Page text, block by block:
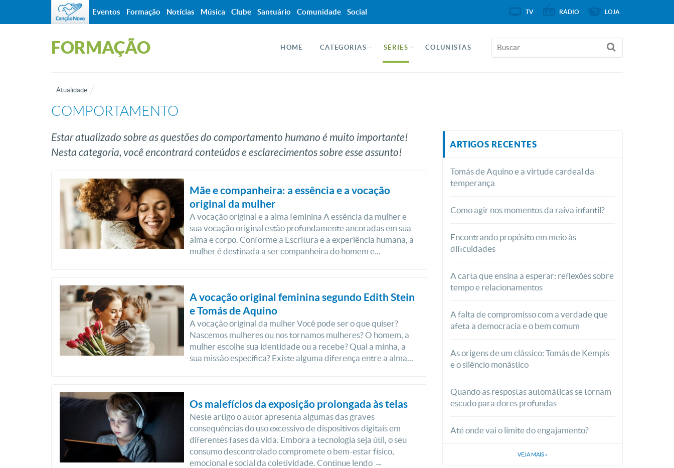
FORMAÇÃO HOME CATEGORIAS SÉRIES COLUNISTAS
Atualidade
COMPORTAMENTO
Estar atualizado sobre as questões do comportamento humano é muito importante!
Nesta categoria, você encontrará conteúdos e esclarecimentos sobre esse assunto!
Mãe e companheira: a essência e a vocação
original da mulher
A vocação original e a alma feminina A essência da mulher e
sua vocação original estão profundamente ancoradas em sua
alma e corpo. Conforme a Escritura e a experiência humana, a
mulher é destinada a ser companheira do homem e...
A vocação original feminina segundo Edith Stein
e Tomás de Aquino
A vocação original da mulher Você pode ser o que quiser?
Nascemos mulheres ou nos tornamos mulheres? O homem, a
mulher escolhe sua identidade ou a recebe? Qual a minha, a
sua missão específica? Existe alguma diferença entre a alma...
Os malefícios da exposição prolongada às telas
Neste artigo o autor apresenta algumas das graves
consequências do uso excessivo de dispositivos digitais em
diferentes fases da vida. Embora a tecnologia seja útil, o seu
consumo descontrolado compromete o bem-estar físico,
emocional e social da coletividade. Continue lendo →
ARTIGOS RECENTES
Tomás de Aquino e a virtude cardeal da
temperança
Como agir nos momentos da raiva infantil?
Encontrando propósito em meio às
dificuldades
A carta que ensina a esperar: reflexões sobre
tempo e relacionamentos
A falta de compromisso com a verdade que
afeta a democracia e o bem comum
As origens de um clássico: Tomás de Kempis
e o silêncio monástico
Quando as respostas automáticas se tornam
escudo para dores profundas
Até onde vai o limite do engajamento?
VEJA MAIS »
Eventos Formação Notícias Música Clube Santuário Comunidade Social TV RÁDIO LOJA